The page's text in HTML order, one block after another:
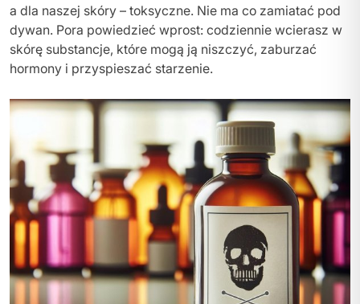
a dla naszej skóry – toksyczne. Nie ma co zamiatać pod
dywan. Pora powiedzieć wprost: codziennie wcierasz w
skórę substancje, które mogą ją niszczyć, zaburzać
hormony i przyspieszać starzenie.